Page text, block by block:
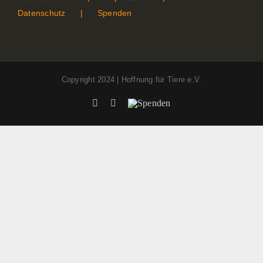
Datenschutz
Spenden
Copyright 2024 | Hoffnung für Tiere e.V.
FacebookInstagram
Spenden